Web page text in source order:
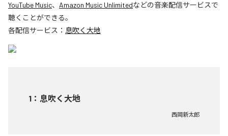
YouTube Music、 Amazon Music Unlimitedなどの音楽配信サービスで
聴くことができる。
各配信サービス： 息吹く大地
1 ： 息吹く大地
西岡新太郎